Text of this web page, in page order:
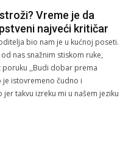
Vreme je da
najveći kritičar
bio nam je u kućnoj poseti.
nas snažnim stiskom ruke,
,,Budi dobar prema
je istovremeno čudno i
takvu izreku mi u našem jeziku